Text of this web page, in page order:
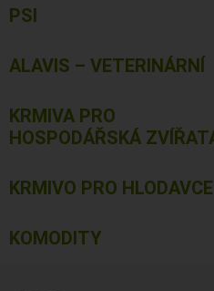
PSI
ALAVIS – VETERINÁRNÍ
KRMIVA PRO
HOSPODÁŘSKÁ
KRMIVO PRO HLODAVCE
KOMODITY